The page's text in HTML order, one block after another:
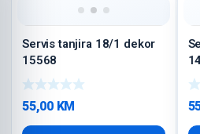
Servis tanjira 18/1 dekor
15568
55,00 KM